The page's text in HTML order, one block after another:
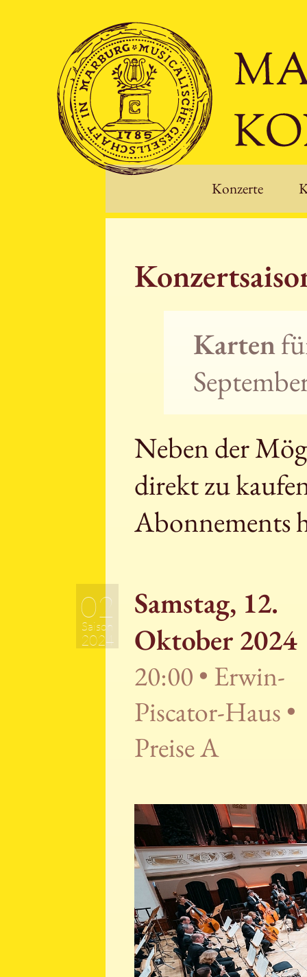
Konzerte
Karten
Neben der
direkt zu
Abonnements
02
Saison
2024
Samstag, 12.
Oktober 2024
20:00 • Erwin-
Piscator-Haus •
Preise A